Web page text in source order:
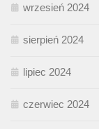
wrzesień 2024
sierpień 2024
lipiec 2024
czerwiec 2024